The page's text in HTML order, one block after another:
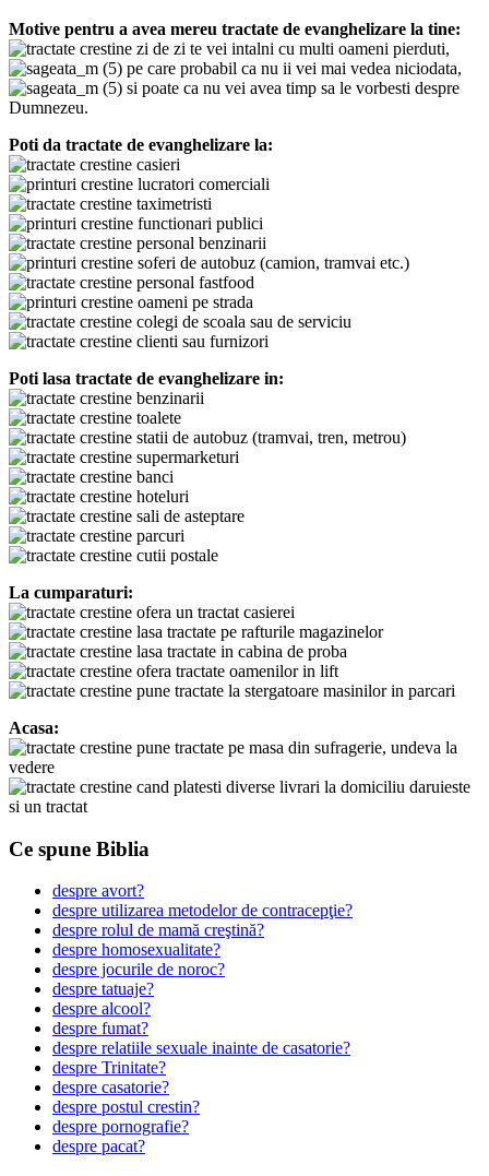
Motive pentru a avea mereu tractate de evanghelizare la tine:
zi de zi te vei intalni cu multi oameni pierduti,
pe care probabil ca nu ii vei mai vedea niciodata,
si poate ca nu vei avea timp sa le vorbesti despre
Dumnezeu.
Poti da tractate de evanghelizare la:
casieri
lucratori comerciali
taximetristi
functionari publici
personal benzinarii
soferi de autobuz (camion, tramvai etc.)
personal fastfood
oameni pe strada
colegi de scoala sau de serviciu
clienti sau furnizori
Poti lasa tractate de evanghelizare in:
benzinarii
toalete
statii de autobuz (tramvai, tren, metrou)
supermarketuri
banci
hoteluri
sali de asteptare
parcuri
cutii postale
La cumparaturi:
ofera un tractat casierei
lasa tractate pe rafturile magazinelor
lasa tractate in cabina de proba
ofera tractate oamenilor in lift
pune tractate la stergatoare masinilor in parcari
Acasa:
pune tractate pe masa din sufragerie, undeva la
vedere
cand platesti diverse livrari la domiciliu daruieste
si un tractat
Ce spune Biblia
despre avort?
despre utilizarea metodelor de contracepţie?
despre rolul de mamă creştină?
despre homosexualitate?
despre jocurile de noroc?
despre tatuaje?
despre alcool?
despre fumat?
despre relatiile sexuale inainte de casatorie?
despre Trinitate?
despre casatorie?
despre postul crestin?
despre pornografie?
despre pacat?